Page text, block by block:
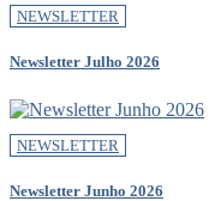
NEWSLETTER
Newsletter Julho 2026
NEWSLETTER
Newsletter Junho 2026